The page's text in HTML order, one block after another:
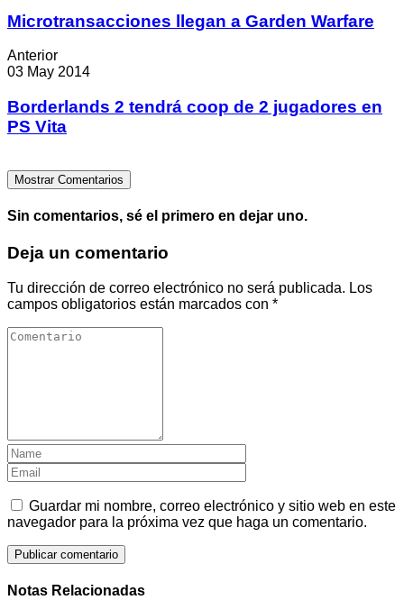
Microtransacciones llegan a Garden Warfare
Anterior
03 May 2014
Borderlands 2 tendrá coop de 2 jugadores en
PS Vita
Mostrar Comentarios
Sin comentarios, sé el primero en dejar uno.
Deja un comentario
Tu dirección de correo electrónico no será publicada. Los
campos obligatorios están marcados con *
Guardar mi nombre, correo electrónico y sitio web en este
navegador para la próxima vez que haga un comentario.
Notas Relacionadas